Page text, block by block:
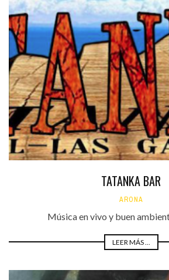
TATANKA BAR
ARONA
Música en vivo y buen
LEER MÁS ...